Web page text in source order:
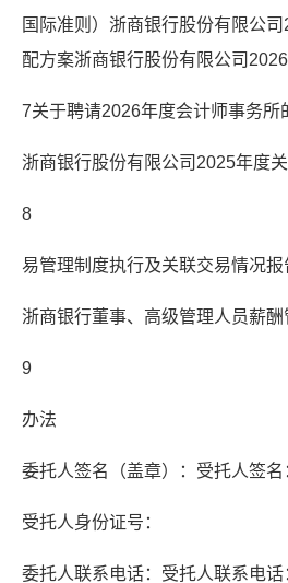
国际准则）浙商银行股份有限公
配方案浙商银行股份有限公司
7关于聘请2026年度会计师事务所
浙商银行股份有限公司2025年度
8
易管理制度执行及关联交易情况报
浙商银行董事、高级管理人员薪酬
9
办法
委托人签名（盖章）：受托人签
受托人身份证号：
委托人联系电话：受托人联系电话